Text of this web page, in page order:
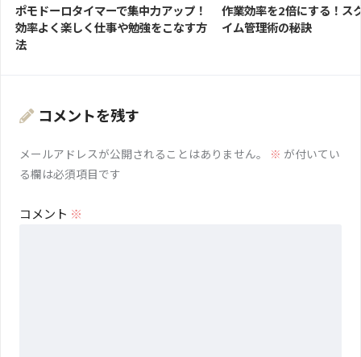
ポモドーロタイマーで集中力アップ！
効率よく楽しく仕事や勉強をこなす方
法
作業効率を2倍にする！ス
イム管理術の秘訣
コメントを残す
メールアドレスが公開されることはありません。 ※ が付いてい
る欄は必須項目です
コメント ※